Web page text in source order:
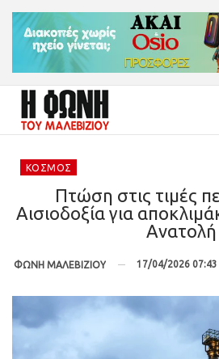
ΚΌΣΜΟΣ
Πτώση στις τιμές
Αισιοδοξία για
Ανατολή
ΦΩΝΗ ΜΑΛΕΒΙΖΙΟΥ 17/04/2026 07:43